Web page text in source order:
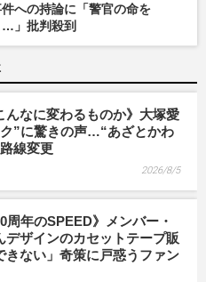
への持論に「警官の命を
」批判殺到
んなに変わるものか》大塚愛
”に驚きの声…“あざとかわ
線変更
2026/8/5
周年のSPEED》メンバー・
デザインのカセットテープ販
きない」奇策に戸惑うファン